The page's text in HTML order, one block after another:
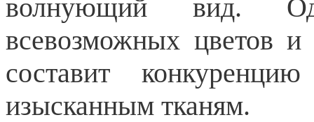
волнующий вид.
всевозможных цветов и
составит
изысканным тканям.